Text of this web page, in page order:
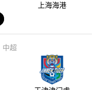
上海海港
中超